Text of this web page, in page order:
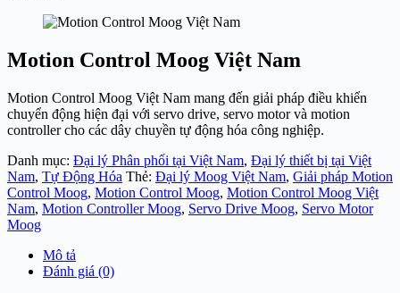
Motion Control Moog Việt Nam
Motion Control Moog Việt Nam mang đến giải pháp điều khiển
chuyển động hiện đại với servo drive, servo motor và motion
controller cho các dây chuyền tự động hóa công nghiệp.
Danh mục: Đại lý Phân phối tại Việt Nam, Đại lý thiết bị tại Việt
Nam, Tự Động Hóa Thẻ: Đại lý Moog Việt Nam, Giải pháp Motion
Control Moog, Motion Control Moog, Motion Control Moog Việt
Nam, Motion Controller Moog, Servo Drive Moog, Servo Motor
Moog
Mô tả
Đánh giá (0)